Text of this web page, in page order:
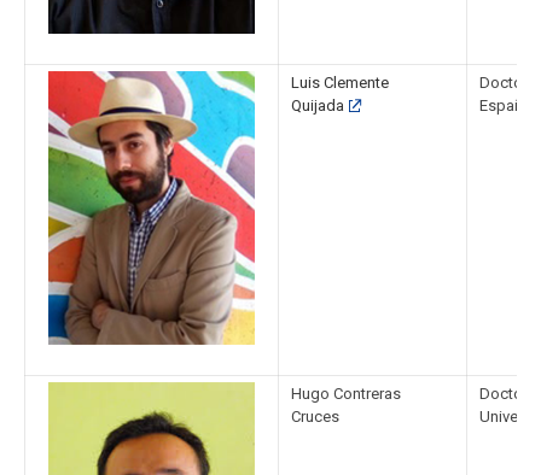
Luis Clemente
Quijada
Doctor
España.
Hugo Contreras
Cruces
Doctor